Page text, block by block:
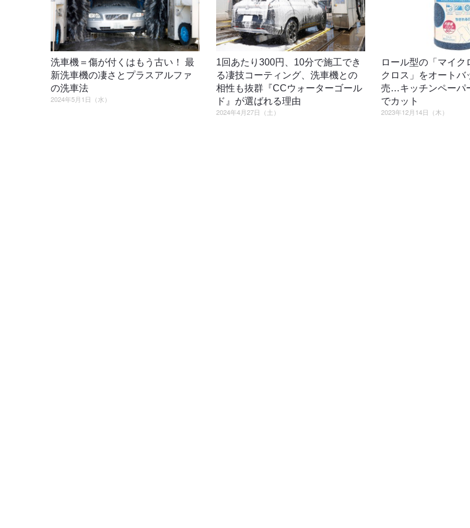
洗車機＝傷が付くはもう古い！ 最
新洗車機の凄さとプラスアルファ
の洗車法
2024年5月1日（水）
1回あたり300円、10分で施工でき
る凄技コーティング、洗車機との
相性も抜群『CCウォーターゴール
ド』が選ばれる理由
2024年4月27日（土）
ロール型の「マイク
クロス」をオートバ
売…キッチンペーパ
でカット
2023年12月14日（木）